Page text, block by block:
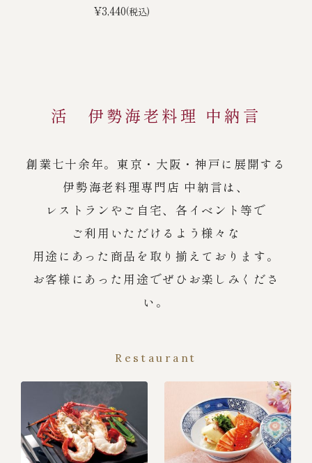
¥3,440(税込)
活 伊勢海老料理 中納言
創業七十余年。東京・大阪・神戸に展開する
伊勢海老料理専門店 中納言は、
レストランやご自宅、各イベント等で
ご利用いただけるよう様々な
用途にあった商品を取り揃えております。
お客様にあった用途でぜひお楽しみくださ
い。
Restaurant